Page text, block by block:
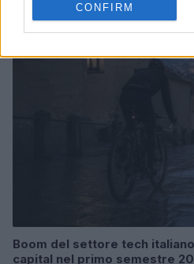
CONFIRM
NERD NEWS
Boom del settore tech
capital nel primo semestre